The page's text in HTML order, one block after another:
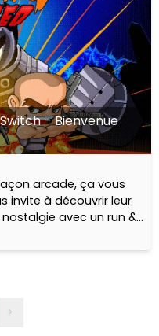
- Bienvenue
arcade, ça vous
invite à découvrir leur
avec un run &
>